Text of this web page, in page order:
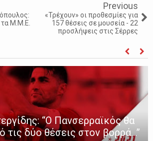
τα Μ.Μ.Ε.
Previous
«Τρέχουν» οι προθεσμίες για
157 θέσεις σε μουσεία - 22
προσλήψεις στις Σέρρες
“Ο Πανσερραϊκός θα
τις δύο θέσεις στον βορρά…”